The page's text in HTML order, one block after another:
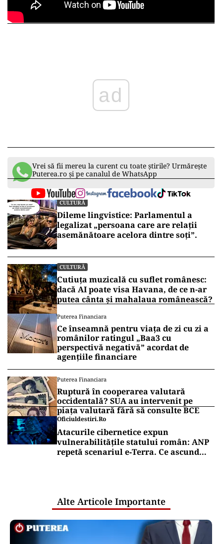
ad
Vrei să fii mereu la curent cu toate știrile? Urmărește
Puterea.ro și pe canalul de WhatsApp
CULTURĂ
Dileme lingvistice: Parlamentul a
legalizat „persoana care are relații
asemănătoare acelora dintre soți”.
CULTURĂ
Cutiuța muzicală cu suflet românesc:
dacă AI poate visa Havana, de ce n-ar
putea cânta și mahalaua românească?
Puterea Financiara
Ce înseamnă pentru viața de zi cu zi a
românilor ratingul „Baa3 cu
perspectivă negativă” acordat de
agențiile financiare
Puterea Financiara
Ruptură în cooperarea valutară
occidentală? SUA au intervenit pe
piața valutară fără să consulte BCE
Oficiuldestiri.ro
Atacurile cibernetice expun
vulnerabilitățile statului român: ANP
repetă scenariul e‑Terra. Ce ascund
Alte Articole Importante